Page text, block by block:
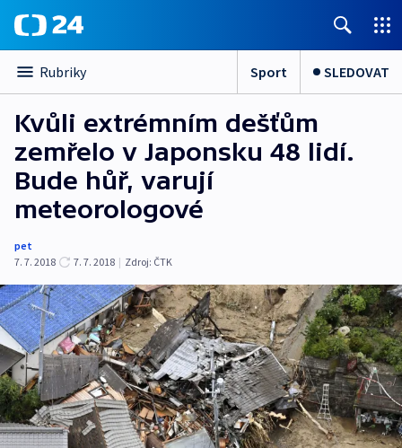
Rubriky Sport SLEDOVAT
Kvůli extrémním dešťům
zemřelo v Japonsku 48 lidí.
Bude hůř, varují
meteorologové
pet
7. 7. 2018
7. 7. 2018 | Zdroj: ČTK